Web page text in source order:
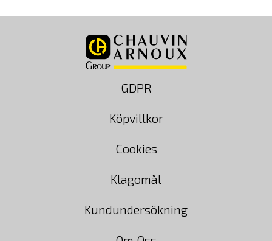
GDPR
Köpvillkor
Cookies
Klagomål
Kundundersökning